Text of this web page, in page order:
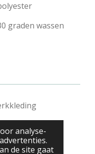
analyse-
de site gaat
graden wassen